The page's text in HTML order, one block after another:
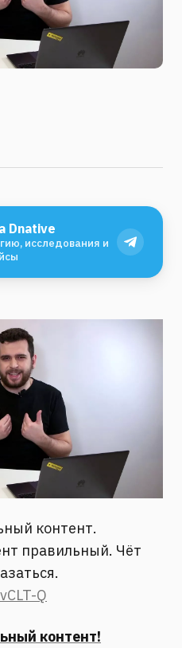
Dnative
исследования и
контент.
правильный. Чёт
Q
контент!